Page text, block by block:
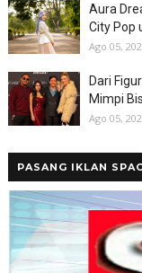
Aura
City Pop
Ago 05,
Dari
Mimpi
Ago 05,
PASANG IKLAN